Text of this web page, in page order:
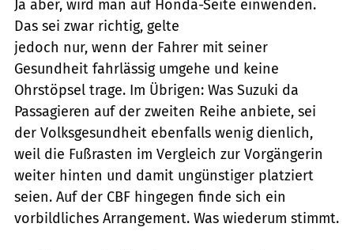
Ja aber, wird man auf Honda-Seite einwenden.
Das sei zwar richtig, gelte
jedoch nur, wenn der Fahrer mit seiner
Gesundheit fahrlässig umgehe und keine
Ohrstöpsel trage. Im Übrigen: Was Suzuki da
Passagieren auf der zweiten Reihe anbiete, sei
der Volksgesundheit ebenfalls wenig dienlich,
weil die Fußrasten im Vergleich zur Vorgängerin
weiter hinten und damit ungünstiger platziert
seien. Auf der CBF hingegen finde sich ein
vorbildliches Arrangement. Was wiederum stimmt.